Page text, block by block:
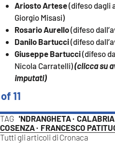
Ariosto Artese(difeso dagli
Giorgio Misasi)
Rosario Aurello(difeso
Danilo Bartucci(difeso
Giuseppe Bartucci(difeso
Nicola Carratelli)(clicca su
imputati)
11
TAG 'NDRANGHETA · CALABRIA
COSENZA · FRANCESCO
Tutti gli articoli di Cronaca